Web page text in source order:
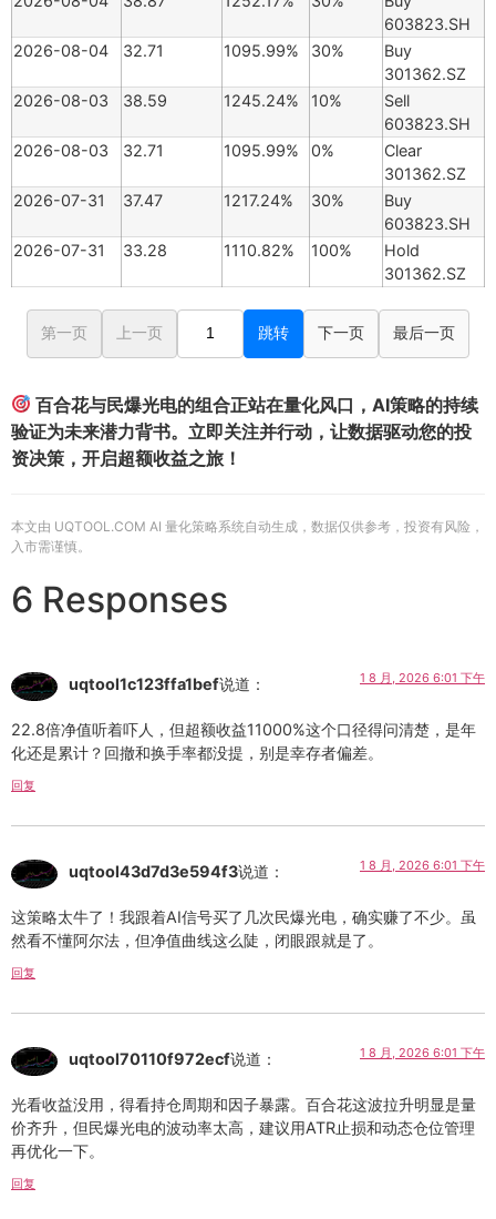
603823.SH
2026-08-04
32.71 1095.99% 30%
Buy
301362.SZ
2026-08-03
38.59 1245.24% 10%
Sell
603823.SH
2026-08-03
32.71 1095.99% 0%
Clear
301362.SZ
2026-07-31
37.47 1217.24% 30%
Buy
603823.SH
2026-07-31
33.28 1110.82% 100%
Hold
301362.SZ
第一页 上一页 跳转 下一页 最后一页
百合花与民爆光电的组合正站在量化风口，AI策略的持续
验证为未来潜力背书。立即关注并行动，让数据驱动您的投
资决策，开启超额收益之旅！
本文由 UQTOOL.COM AI 量化策略系统自动生成，数据仅供参考，投资有风险，
入市需谨慎。
6 Responses
uqtool1c123ffa1bef说道： 1 8 月, 2026 6:01 下午
22.8倍净值听着吓人，但超额收益11000%这个口径得问清楚，是年
化还是累计？回撤和换手率都没提，别是幸存者偏差。
回复
uqtool43d7d3e594f3说道： 1 8 月, 2026 6:01 下午
这策略太牛了！我跟着AI信号买了几次民爆光电，确实赚了不少。虽
然看不懂阿尔法，但净值曲线这么陡，闭眼跟就是了。
回复
uqtool70110f972ecf说道： 1 8 月, 2026 6:01 下午
光看收益没用，得看持仓周期和因子暴露。百合花这波拉升明显是量
价齐升，但民爆光电的波动率太高，建议用ATR止损和动态仓位管理
再优化一下。
回复